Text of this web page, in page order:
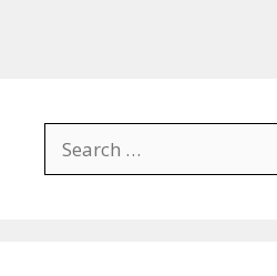
Search
for: